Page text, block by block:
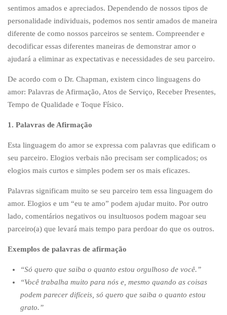
sentimos amados e apreciados. Dependendo de nossos tipos de
personalidade individuais, podemos nos sentir amados de maneira
diferente de como nossos parceiros se sentem. Compreender e
decodificar essas diferentes maneiras de demonstrar amor o
ajudará a eliminar as expectativas e necessidades de seu parceiro.
De acordo com o Dr. Chapman, existem cinco linguagens do
amor: Palavras de Afirmação, Atos de Serviço, Receber Presentes,
Tempo de Qualidade e Toque Físico.
1. Palavras de Afirmação
Esta linguagem do amor se expressa com palavras que edificam o
seu parceiro. Elogios verbais não precisam ser complicados; os
elogios mais curtos e simples podem ser os mais eficazes.
Palavras significam muito se seu parceiro tem essa linguagem do
amor. Elogios e um “eu te amo” podem ajudar muito. Por outro
lado, comentários negativos ou insultuosos podem magoar seu
parceiro(a) que levará mais tempo para perdoar do que os outros.
Exemplos de palavras de afirmação
“Só quero que saiba o quanto estou orgulhoso de você.”
“Você trabalha muito para nós e, mesmo quando as coisas
podem parecer difíceis, só quero que saiba o quanto estou
grato.”